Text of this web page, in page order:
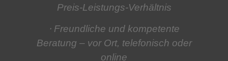
Preis-Leistungs-Verhältnis
⋅ Freundliche und kompetente
Beratung – vor Ort, telefonisch oder
online